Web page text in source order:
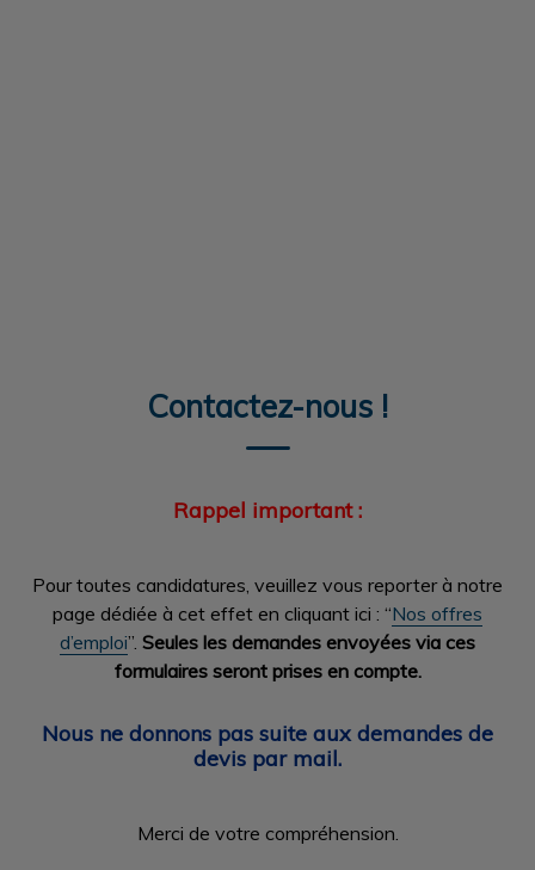
Contactez-nous !
Rappel important :
Pour toutes candidatures, veuillez vous reporter à notre
page dédiée à cet effet en cliquant ici : “Nos offres
d’emploi”. Seules les demandes envoyées via ces
formulaires seront prises en compte.
Nous ne donnons pas suite aux demandes de
devis par mail.
Merci de votre compréhension.